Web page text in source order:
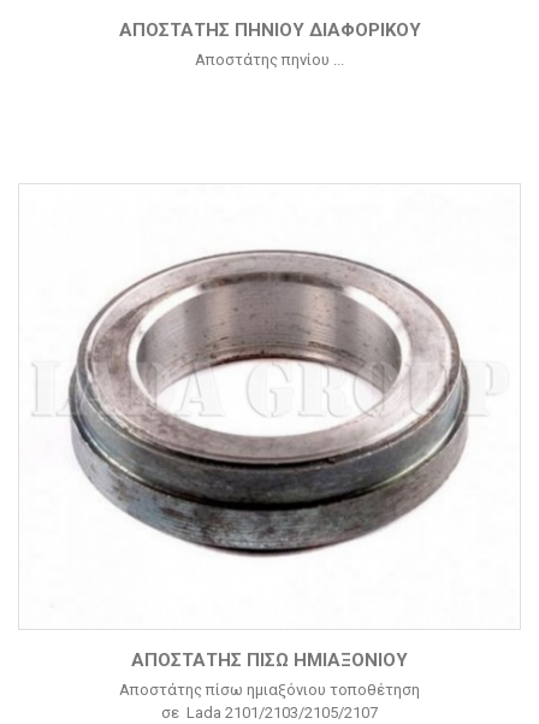
ΑΠΟΣΤΆΤΗΣ ΠΗΝΊΟΥ ΔΙΑΦΟΡΙΚΟΎ
Αποστάτης πηνίου ...
ΑΠΟΣΤΆΤΗΣ ΠΊΣΩ ΗΜΙΑΞΌΝΙΟΥ
Αποστάτης πίσω ημιαξόνιου τοποθέτηση
σε Lada 2101/2103/2105/2107